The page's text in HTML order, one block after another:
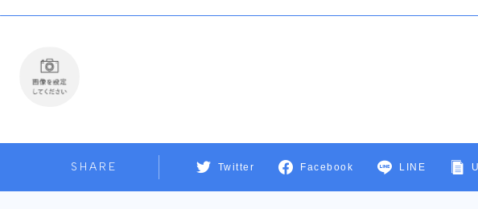
SHARE Twitter Facebook LINE